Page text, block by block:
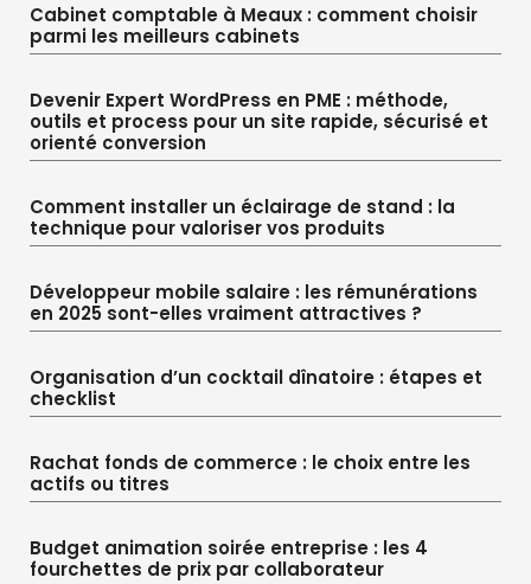
Cabinet comptable à Meaux : comment choisir
parmi les meilleurs cabinets
Devenir Expert WordPress en PME : méthode,
outils et process pour un site rapide, sécurisé et
orienté conversion
Comment installer un éclairage de stand : la
technique pour valoriser vos produits
Développeur mobile salaire : les rémunérations
en 2025 sont-elles vraiment attractives ?
Organisation d’un cocktail dînatoire : étapes et
checklist
Rachat fonds de commerce : le choix entre les
actifs ou titres
Budget animation soirée entreprise : les 4
fourchettes de prix par collaborateur